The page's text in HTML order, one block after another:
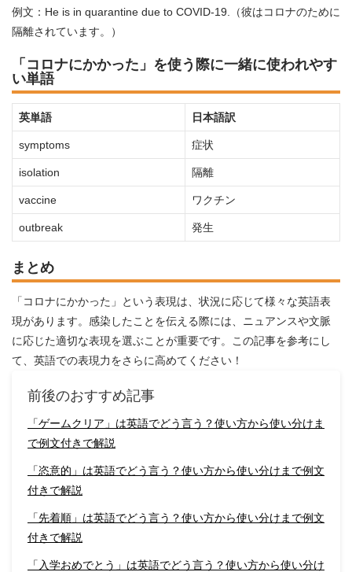
例文：He is in quarantine due to COVID-19.（彼はコロナのために
隔離されています。）
「コロナにかかった」を使う際に一緒に使われやす
い単語
英単語 日本語訳
symptoms 症状
isolation 隔離
vaccine ワクチン
outbreak 発生
まとめ
「コロナにかかった」という表現は、状況に応じて様々な英語表
現があります。感染したことを伝える際には、ニュアンスや文脈
に応じた適切な表現を選ぶことが重要です。この記事を参考にし
て、英語での表現力をさらに高めてください！
前後のおすすめ記事
「ゲームクリア」は英語でどう言う？使い方から使い分けま
で例文付きで解説
「恣意的」は英語でどう言う？使い方から使い分けまで例文
付きで解説
「先着順」は英語でどう言う？使い方から使い分けまで例文
付きで解説
「入学おめでとう」は英語でどう言う？使い方から使い分け